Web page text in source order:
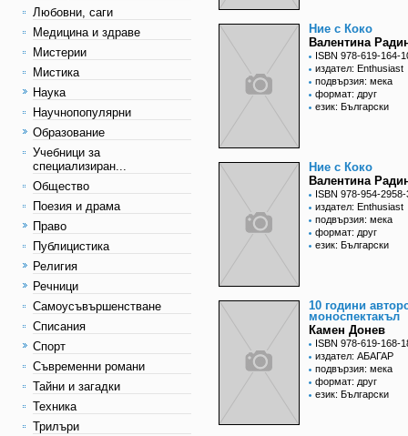
Любовни, саги
Медицина и здраве
Мистерии
Мистика
Наука
Научнопопулярни
Образование
Учебници за
специализиран...
Общество
Поезия и драма
Право
Публицистика
Религия
Речници
Самоусъвършенстване
Списания
Спорт
Съвременни романи
Тайни и загадки
Техника
Трилъри
Ние с Коко
Валентина
ISBN 978-619-164-
издател: Enthusiast
подвързия: мека
формат: друг
език: Български
Ние с Коко
Валентина
ISBN 978-954-
издател: Enthusiast
подвързия: мека
формат: друг
език: Български
10 години
моноспектакъл
Камен Донев
ISBN 978-619-168-
издател: АБАГАР
подвързия: мека
формат: друг
език: Български